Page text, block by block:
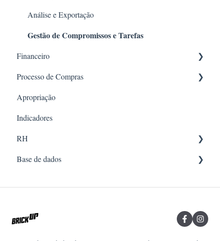
Gerenciamento de contratos
Análise e Exportação
Gestão de Compromissos e Tarefas
Financeiro
Criar Lançamento
Open Finance - Conciliação Bancária Automatizada
Controle financeiro
Relatórios financeiros
Processo de Compras
Solicitações (pré-cotação)
Cotação
Histórico de preços
Apropriação
Indicadores
RH
Documentos
Base de dados
Clientes